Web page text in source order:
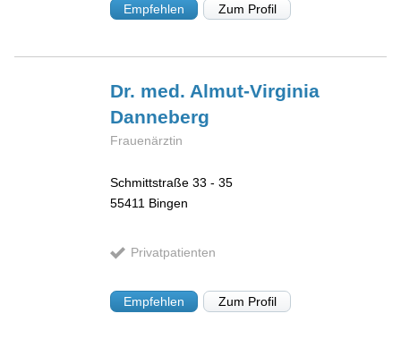
Empfehlen Zum Profil
Dr. med. Almut-Virginia
Danneberg
Frauenärztin
Schmittstraße 33 - 35
55411 Bingen
Privatpatienten
Empfehlen Zum Profil